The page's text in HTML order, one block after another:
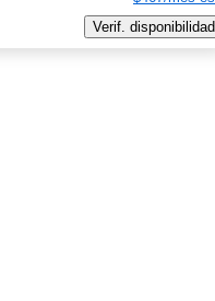
Verif. disponibilidad